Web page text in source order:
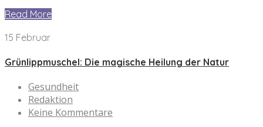
Read More
15 Februar
Grünlippmuschel: Die magische Heilung der Natur
Gesundheit
Redaktion
Keine Kommentare